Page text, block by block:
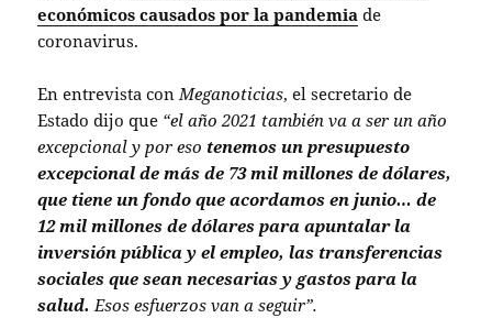
económicos causados por la pandemia de
coronavirus.
En entrevista conMeganoticias, el secretario de
Estado dijo que “el año 2021 también va a ser un año
excepcional y por eso tenemos un presupuesto
excepcional de más de 73 mil millones de dólares,
que tiene un fondo que acordamos en junio… de
12 mil millones de dólares para apuntalar la
inversión pública y el empleo, las transferencias
sociales que sean necesarias y gastos para la
salud. Esos esfuerzos van a seguir”.